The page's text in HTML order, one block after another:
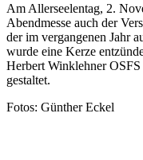
Am Allerseelentag, 2.
Abendmesse auch der
der im vergangenen Jahr
wurde eine Kerze
Herbert Winklehner
gestaltet.
Fotos: Günther Eckel